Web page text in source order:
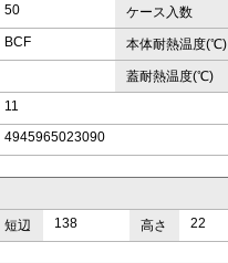
50 ケース入数
BCF 本体耐熱温度(℃)
蓋耐熱温度(℃)
11
4945965023090
短辺 138 高さ 22